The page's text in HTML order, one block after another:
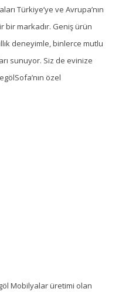
Türkiye’ye ve Avrupa’nın
bir markadır. Geniş ürün
deneyimle, binlerce mutlu
sunuyor. Siz de evinize
özel
Mobilyalar üretimi olan